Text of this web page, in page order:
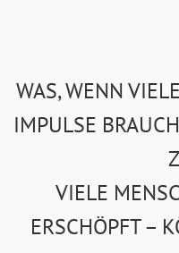
WAS, WENN
IMPULSE
VIELE
ERSCHÖPFT –